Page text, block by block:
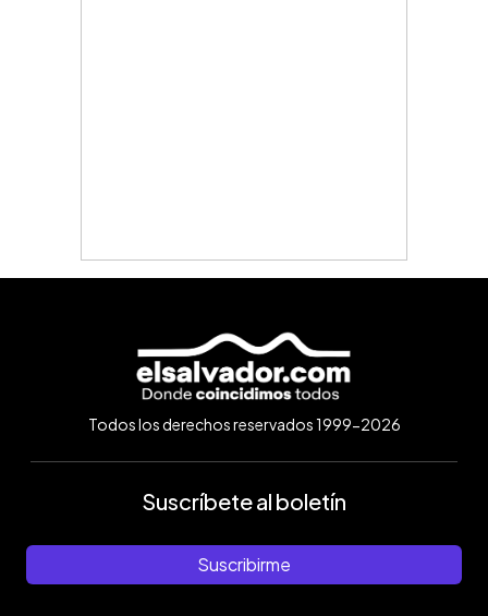
Todos los derechos reservados 1999-2026
Suscríbete al boletín
Suscribirme